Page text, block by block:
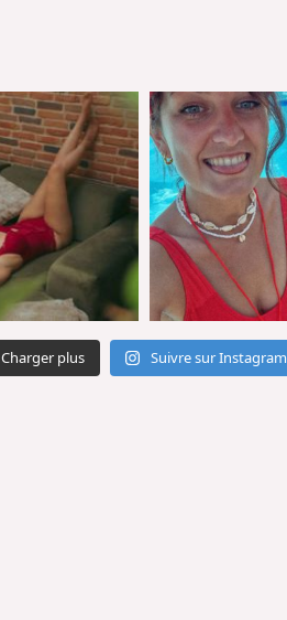
Charger plus Suivre sur Instagram